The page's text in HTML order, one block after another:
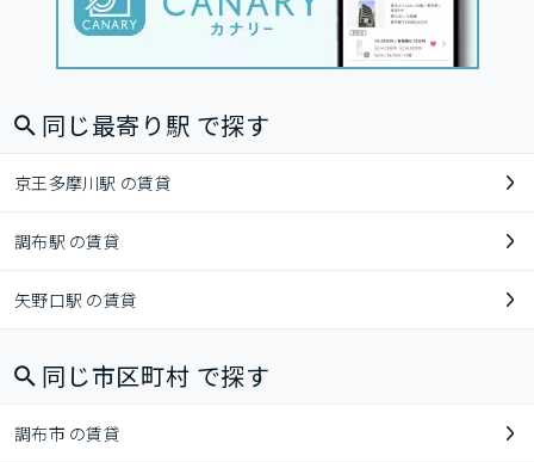
同じ最寄り駅 で探す
京王多摩川駅 の賃貸
調布駅 の賃貸
矢野口駅 の賃貸
同じ市区町村 で探す
調布市 の賃貸